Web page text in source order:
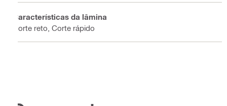
Características da lâmina
Corte reto, Corte rápido